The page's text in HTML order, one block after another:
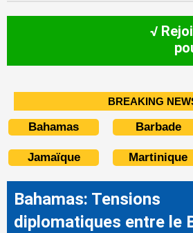
√
BREAKING
Bahamas Barbade
Jamaïque Martinique
Bahamas: Tensions
diplomatiques entre le